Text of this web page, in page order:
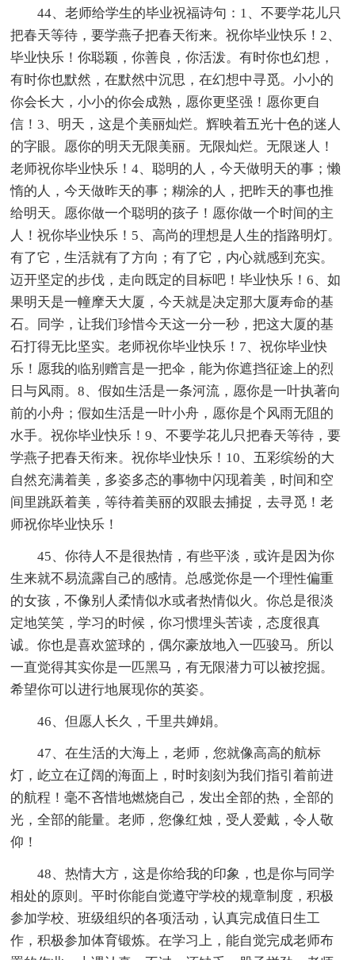
44、老师给学生的毕业祝福诗句：1、不要学花儿只
把春天等待，要学燕子把春天衔来。祝你毕业快乐！2、
毕业快乐！你聪颖，你善良，你活泼。有时你也幻想，
有时你也默然，在默然中沉思，在幻想中寻觅。小小的
你会长大，小小的你会成熟，愿你更坚强！愿你更自
信！3、明天，这是个美丽灿烂。辉映着五光十色的迷人
的字眼。愿你的明天无限美丽。无限灿烂。无限迷人！
老师祝你毕业快乐！4、聪明的人，今天做明天的事；懒
惰的人，今天做昨天的事；糊涂的人，把昨天的事也推
给明天。愿你做一个聪明的孩子！愿你做一个时间的主
人！祝你毕业快乐！5、高尚的理想是人生的指路明灯。
有了它，生活就有了方向；有了它，内心就感到充实。
迈开坚定的步伐，走向既定的目标吧！毕业快乐！6、如
果明天是一幢摩天大厦，今天就是决定那大厦寿命的基
石。同学，让我们珍惜今天这一分一秒，把这大厦的基
石打得无比坚实。老师祝你毕业快乐！7、祝你毕业快
乐！愿我的临别赠言是一把伞，能为你遮挡征途上的烈
日与风雨。8、假如生活是一条河流，愿你是一叶执著向
前的小舟；假如生活是一叶小舟，愿你是个风雨无阻的
水手。祝你毕业快乐！9、不要学花儿只把春天等待，要
学燕子把春天衔来。祝你毕业快乐！10、五彩缤纷的大
自然充满着美，多姿多态的事物中闪现着美，时间和空
间里跳跃着美，等待着美丽的双眼去捕捉，去寻觅！老
师祝你毕业快乐！
45、你待人不是很热情，有些平淡，或许是因为你
生来就不易流露自己的感情。总感觉你是一个理性偏重
的女孩，不像别人柔情似水或者热情似火。你总是很淡
定地笑笑，学习的时候，你习惯埋头苦读，态度很真
诚。你也是喜欢篮球的，偶尔豪放地入一匹骏马。所以
一直觉得其实你是一匹黑马，有无限潜力可以被挖掘。
希望你可以进行地展现你的英姿。
46、但愿人长久，千里共婵娟。
47、在生活的大海上，老师，您就像高高的航标
灯，屹立在辽阔的海面上，时时刻刻为我们指引着前进
的航程！毫不吝惜地燃烧自己，发出全部的热，全部的
光，全部的能量。老师，您像红烛，受人爱戴，令人敬
仰！
48、热情大方，这是你给我的印象，也是你与同学
相处的原则。平时你能自觉遵守学校的规章制度，积极
参加学校、班级组织的各项活动，认真完成值日生工
作，积极参加体育锻炼。在学习上，能自觉完成老师布